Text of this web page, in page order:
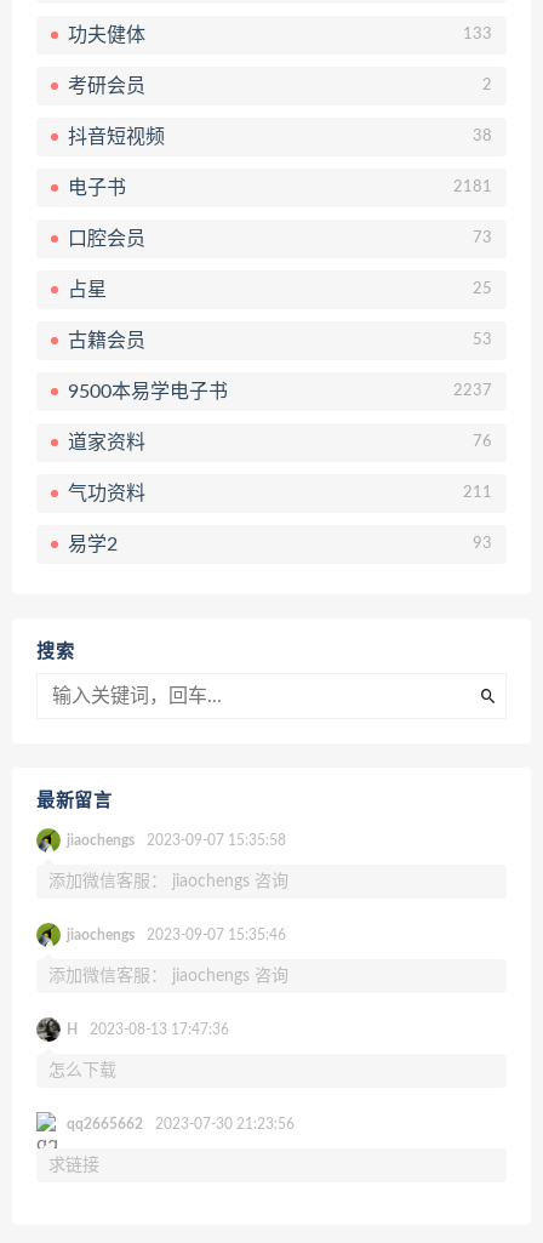
功夫健体 133
考研会员 2
抖音短视频 38
电子书 2181
口腔会员 73
占星 25
古籍会员 53
9500本易学电子书 2237
道家资料 76
气功资料 211
易学2 93
搜索
最新留言
jiaochengs 2023-09-07 15:35:58
添加微信客服： jiaochengs 咨询
jiaochengs 2023-09-07 15:35:46
添加微信客服： jiaochengs 咨询
H 2023-08-13 17:47:36
怎么下载
qq2665662 2023-07-30 21:23:56
求链接